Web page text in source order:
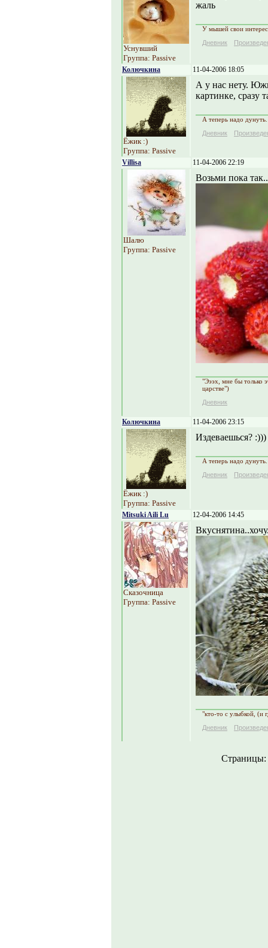
Уснувший
Группа: Passive
жаль
У мышей свои
Дневник
Колючкина 11-04-2006 18:05
Ёжик :)
Группа: Passive
А у нас нету.
картинке, сразу
А теперь надо
Дневник
Villisa 11-04-2006 22:19
Шалю
Группа: Passive
Возьми пока
"Эээх, мне бы только
царстве")
Дневник
Колючкина 11-04-2006 23:15
Ёжик :)
Группа: Passive
Издеваешься? :)))
А теперь надо
Дневник
Mitsuki Aili Lu 12-04-2006 14:45
Сказочница
Группа: Passive
"кто-то с улыбкой, (и
Дневник
Страницы: